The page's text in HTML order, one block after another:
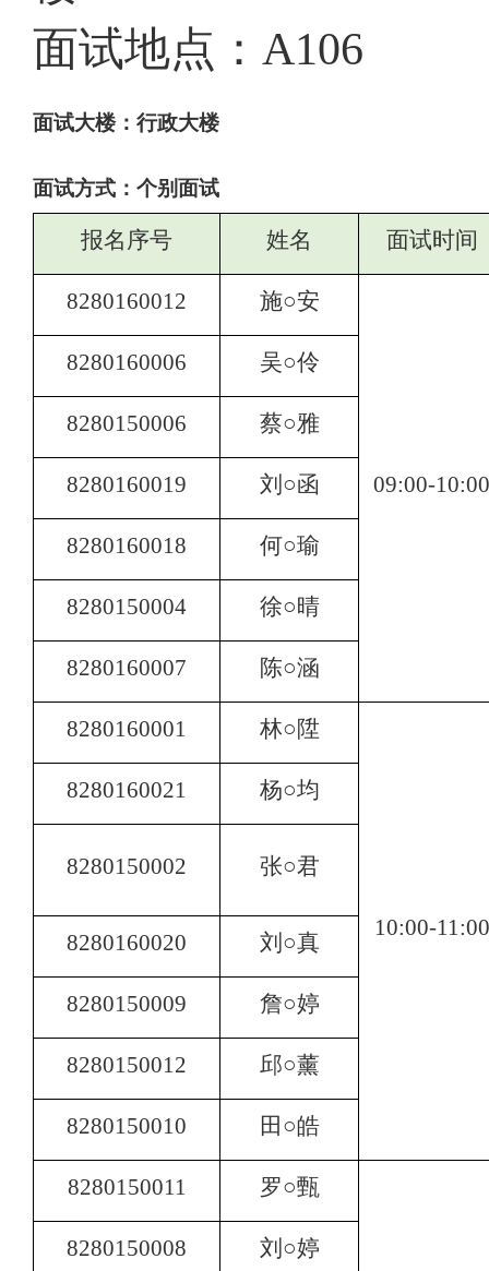
面试地点： A106
面试大楼：行政大楼
面试方式：个别面试
报名序号 姓名 面试时间
8280160012 施○安
09:00-10:00
8280160006 吴○伶
8280150006 蔡○雅
8280160019 刘○函
8280160018 何○瑜
8280150004 徐○晴
8280160007 陈○涵
8280160001 林○陞
10:00-11:00
8280160021 杨○均
8280150002 张○君
8280160020 刘○真
8280150009 詹○婷
8280150012 邱○薰
8280150010 田○皓
8280150011 罗○甄
8280150008 刘○婷